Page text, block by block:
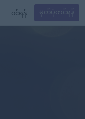
၀င်ရန် မှတ်ပုံတင်ရန်